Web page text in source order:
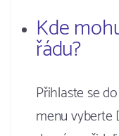
Kde
řádu?
Přihlaste se
menu vyberte